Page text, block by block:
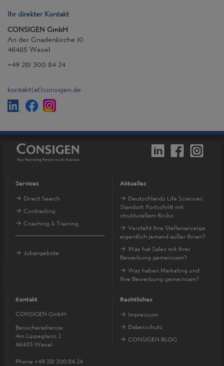
Ihr direkter Kontakt
CONSIGEN GmbH
An der Gnadenkirche 10
46485 Wesel
+49 281 300 84 24
kontakt(at)consigen.de
Services
Direct Search
Contracting
Coaching & Training
Jobangebote
Aktuelles
Deutschlands Life Sciences
Standort: Fortschritt mit
strukturellem Risiko
Versteht Ihre Stellenanzeige
eigentlich jemand außer Ihnen?
Was hat Sales mit Ihrer
Bewerbung gemeinsam?
Was haben Marketing und
Ihre Bewerbung gemeinsam?
Kontakt
CONSIGEN GmbH
Besucheradresse:
Am Lippeglacis 2
46483 Wesel
Phone +49 281 300 84 24
Rechtliches
Impressum
Datenschutz
CONSIGEN BLOG